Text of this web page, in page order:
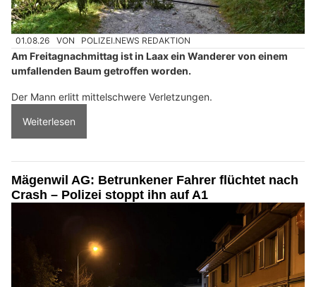
01.08.26 VON POLIZEI.NEWS REDAKTION
Am Freitagnachmittag ist in Laax ein Wanderer von einem
umfallenden Baum getroffen worden.
Der Mann erlitt mittelschwere Verletzungen.
Weiterlesen
Mägenwil AG: Betrunkener Fahrer flüchtet nach
Crash – Polizei stoppt ihn auf A1